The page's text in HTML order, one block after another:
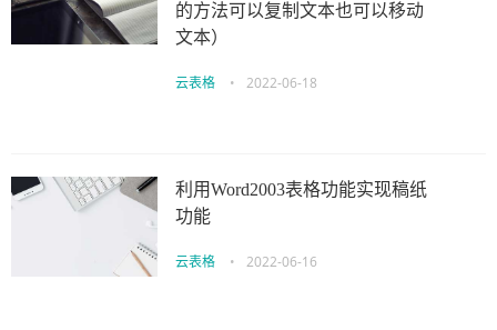
的方法可以复制文本也可以移动
文本）
云表格 • 2022-06-18
利用Word2003表格功能实现稿纸
功能
云表格 • 2022-06-16